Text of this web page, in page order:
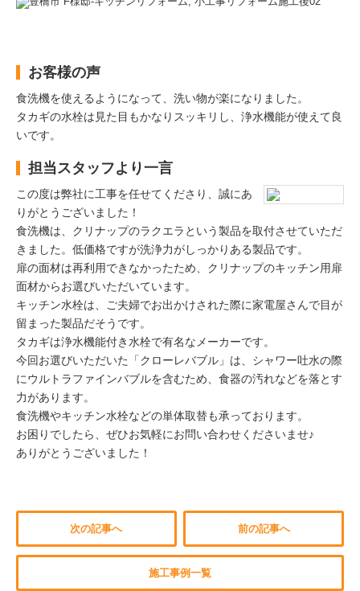
お客様の声
食洗機を使えるようになって、洗い物が楽になりました。
タカギの水栓は見た目もかなりスッキリし、浄水機能が使えて良
いです。
担当スタッフより一言
この度は弊社に工事を任せてくださり、誠にあ
りがとうございました！
食洗機は、クリナップのラクエラという製品を取付させていただ
きました。低価格ですが洗浄力がしっかりある製品です。
扉の面材は再利用できなかったため、クリナップのキッチン用扉
面材からお選びいただいています。
キッチン水栓は、ご夫婦でお出かけされた際に家電屋さんで目が
留まった製品だそうです。
タカギは浄水機能付き水栓で有名なメーカーです。
今回お選びいただいた「クローレバブル」は、シャワー吐水の際
にウルトラファインバブルを含むため、食器の汚れなどを落とす
力があります。
食洗機やキッチン水栓などの単体取替も承っております。
お困りでしたら、ぜひお気軽にお問い合わせくださいませ♪
ありがとうございました！
次の記事へ 前の記事へ
施工事例一覧